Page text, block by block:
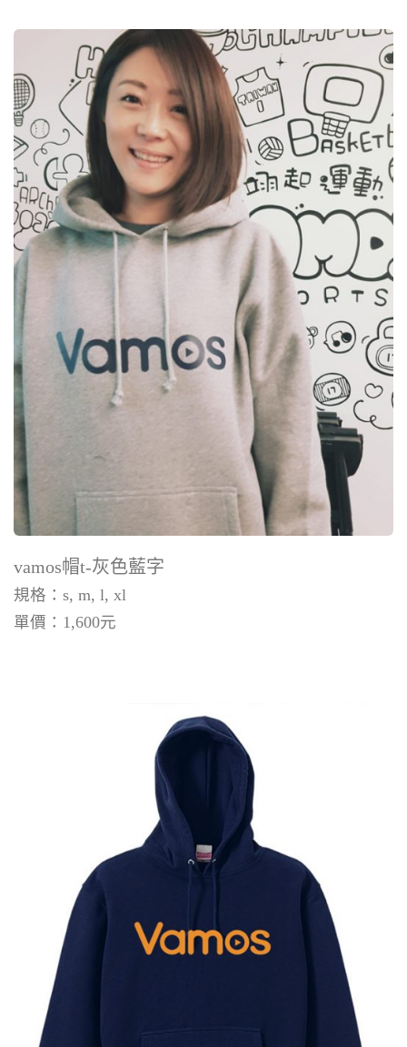
vamos帽t-灰色藍字
規格：s, m, l, xl
單價： 1,600元